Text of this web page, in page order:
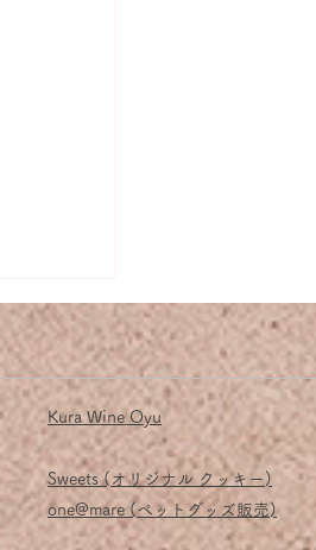
ムその
Kura Wine Oyu
Sweets (オリジナル クッキー)
​one@mare​ (ペットグッズ販売)